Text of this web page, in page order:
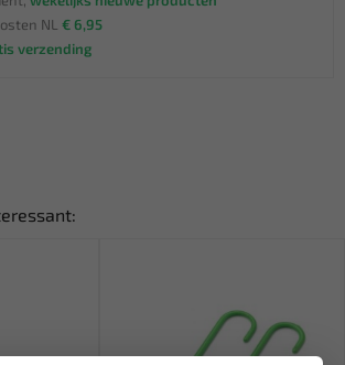
NL € 6,95
verzending